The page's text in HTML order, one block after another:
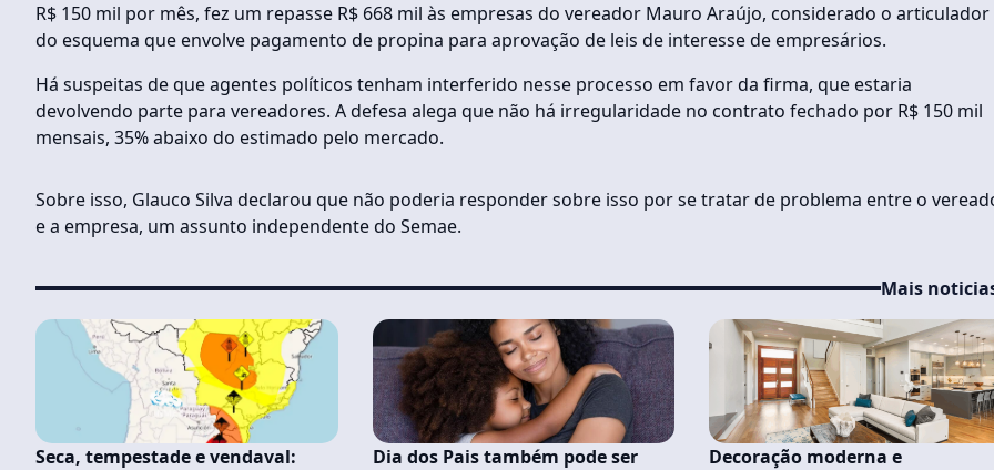
R$ 150 mil por mês, fez um repasse R$ 668 mil às empresas do vereador Mauro Araújo, considerado o articulador
do esquema que envolve pagamento de propina para aprovação de leis de interesse de empresários.
Há suspeitas de que agentes políticos tenham interferido nesse processo em favor da firma, que estaria
devolvendo parte para vereadores. A defesa alega que não há irregularidade no contrato fechado por R$ 150 mil
mensais, 35% abaixo do estimado pelo mercado.
Sobre isso, Glauco Silva declarou que não poderia responder sobre isso por se tratar de problema entre o
e a empresa, um assunto independente do Semae.
Mais
Seca, tempestade e vendaval:
Dia dos Pais também pode ser
Decoração moderna e